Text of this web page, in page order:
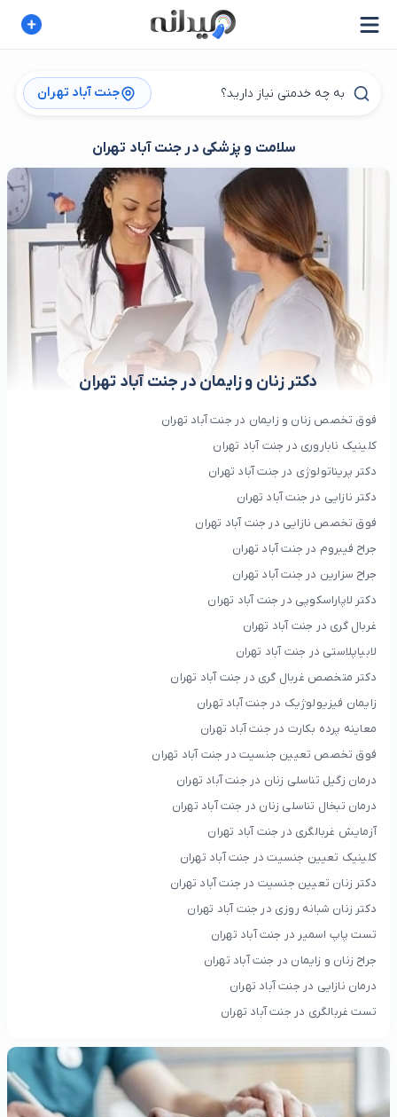
جنت آباد تهران
سلامت و پزشکی در جنت آباد تهران
دکتر زنان و زایمان در جنت آباد تهران
فوق تخصص زنان و زایمان در جنت آباد تهران
کلینیک ناباروری در جنت آباد تهران
دکتر پریناتولوژی در جنت آباد تهران
دکتر نازایی در جنت آباد تهران
فوق تخصص نازایی در جنت آباد تهران
جراح فیبروم در جنت آباد تهران
جراح سزارین در جنت آباد تهران
دکتر لاپاراسکوپی در جنت آباد تهران
غربال گری در جنت آباد تهران
لابیاپلاستی در جنت آباد تهران
دکتر متخصص غربال گری در جنت آباد تهران
زایمان فیزیولوژیک در جنت آباد تهران
معاینه پرده بکارت در جنت آباد تهران
فوق تخصص تعیین جنسیت در جنت آباد تهران
درمان زگیل تناسلی زنان در جنت آباد تهران
درمان تبخال تناسلی زنان در جنت آباد تهران
آزمایش غربالگری در جنت آباد تهران
کلینیک تعیین جنسیت در جنت آباد تهران
دکتر زنان تعیین جنسیت در جنت آباد تهران
دکتر زنان شبانه روزی در جنت آباد تهران
تست پاپ اسمیر در جنت آباد تهران
جراح زنان و زایمان در جنت آباد تهران
درمان نازایی در جنت آباد تهران
تست غربالگری در جنت آباد تهران